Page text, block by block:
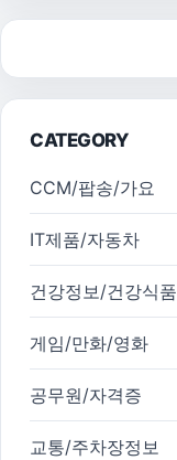
CATEGORY
CCM/팝송/가요
IT제품/자동차
건강정보/건강식품
게임/만화/영화
공무원/자격증
교통/주차장정보